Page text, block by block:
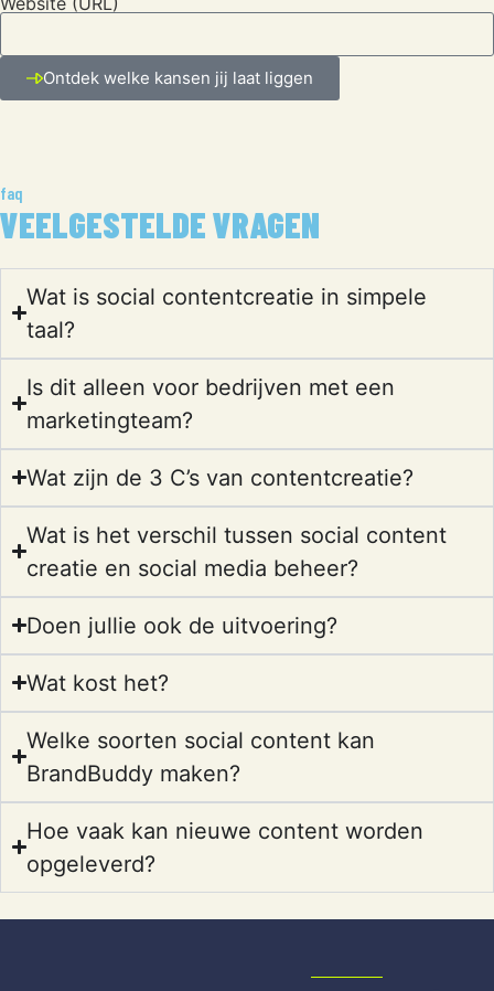
Ontdek welke kansen jij laat liggen
faq
VEELGESTELDE VRAGEN
Wat is social contentcreatie in simpele
taal?
Is dit alleen voor bedrijven met een
marketingteam?
Wat zijn de 3 C’s van contentcreatie?
Wat is het verschil tussen social content
creatie en social media beheer?
Doen jullie ook de uitvoering?
Wat kost het?
Welke soorten social content kan
BrandBuddy maken?
Hoe vaak kan nieuwe content worden
opgeleverd?